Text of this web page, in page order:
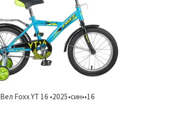
Вел Foxx YT 16 •2025•син••16